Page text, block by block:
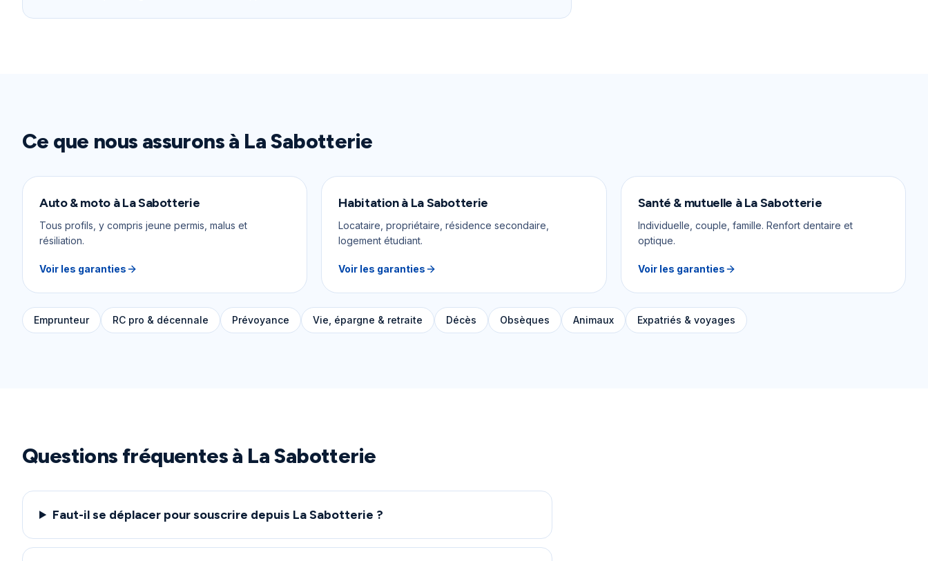
Ce que nous assurons à La Sabotterie
Auto & moto àLa Sabotterie
Tous profils, y compris jeune permis, malus et
résiliation.
Voir les garanties
Habitationà La Sabotterie
Locataire, propriétaire, résidence secondaire,
logement étudiant.
Voir les garanties
Santé & mutuelle àLa Sabotterie
Individuelle, couple, famille. Renfort dentaire et
optique.
Voir les garanties
Emprunteur RC pro & décennale Prévoyance Vie, épargne & retraite Décès Obsèques Animaux Expatriés & voyages
Questions fréquentes à La Sabotterie
Faut-il se déplacer pour souscrire depuis La Sabotterie ?